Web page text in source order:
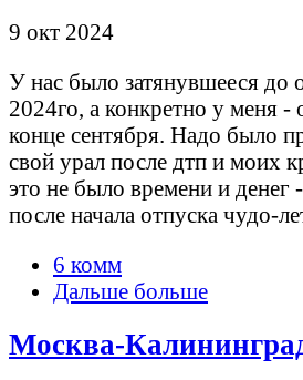
9 окт 2024
У нас было затянувшееся до
2024го, а конкретно у меня -
конце сентября. Надо было
свой урал после дтп и моих
это не было времени и денег
после начала отпуска чудо-
6 комм
Дальше больше
Москва-